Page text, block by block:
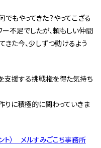
もやってきた？やってこざる
ー不足でしたが、頼もしい仲間
きた今、少しずつ動けるよう
支援する挑戦権を得た気持ち
りに積極的に関わっていきま
ト） メルすみごこち事務所